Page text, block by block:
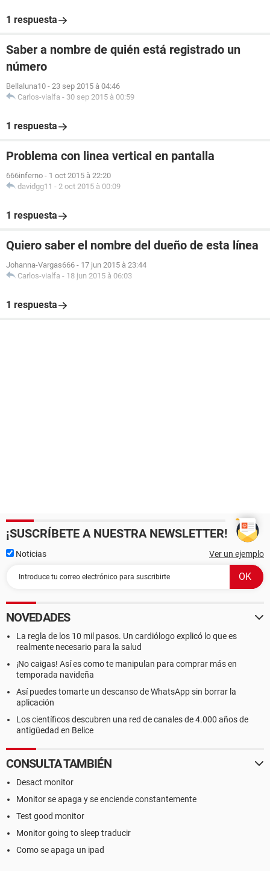
1 respuesta
Saber a nombre de quién está registrado un
número
Bellaluna10 - 23 sep 2015 à 04:46
Carlos-vialfa - 30 sep 2015 à 00:59
1 respuesta
Problema con linea vertical en pantalla
666inferno - 1 oct 2015 à 22:20
davidgg11 - 2 oct 2015 à 00:09
1 respuesta
Quiero saber el nombre del dueño de esta línea
Johanna-Vargas666 - 17 jun 2015 à 23:44
Carlos-vialfa - 18 jun 2015 à 06:03
1 respuesta
¡SUSCRÍBETE A NUESTRA NEWSLETTER!
Noticias Ver un ejemplo
NOVEDADES
La regla de los 10 mil pasos. Un cardiólogo explicó lo que es
realmente necesario para la salud
¡No caigas! Así es como te manipulan para comprar más en
temporada navideña
Así puedes tomarte un descanso de WhatsApp sin borrar la
aplicación
Los científicos descubren una red de canales de 4.000 años de
antigüedad en Belice
CONSULTA TAMBIÉN
Desact monitor
Monitor se apaga y se enciende constantemente
Test good monitor
Monitor going to sleep traducir
Como se apaga un ipad